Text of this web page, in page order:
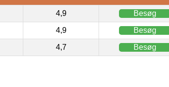
4,9 Besøg
4,9 Besøg
4,7 Besøg